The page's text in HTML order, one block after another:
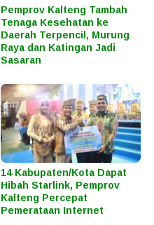
Pemprov Kalteng Tambah
Tenaga Kesehatan ke
Daerah Terpencil, Murung
Raya dan Katingan Jadi
Sasaran
14 Kabupaten/Kota Dapat
Hibah Starlink, Pemprov
Kalteng Percepat
Pemerataan Internet